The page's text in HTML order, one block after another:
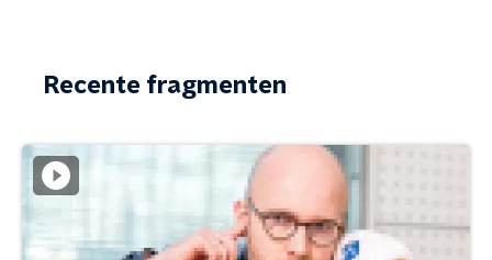
Recente fragmenten